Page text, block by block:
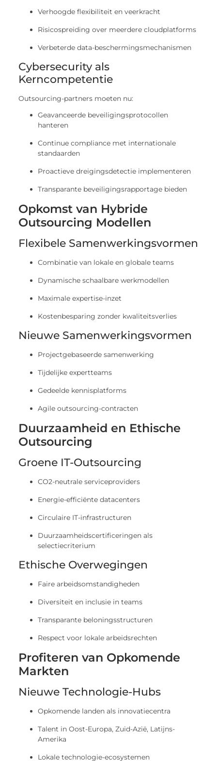
Verhoogde flexibiliteit en veerkracht
Risicospreiding over meerdere cloudplatforms
Verbeterde data-beschermingsmechanismen
Cybersecurity als
Kerncompetentie
Outsourcing-partners moeten nu:
Geavanceerde beveiligingsprotocollen
hanteren
Continue compliance met internationale
standaarden
Proactieve dreigingsdetectie implementeren
Transparante beveiligingsrapportage bieden
Opkomst van Hybride
Outsourcing Modellen
Flexibele Samenwerkingsvormen
Combinatie van lokale en globale teams
Dynamische schaalbare werkmodellen
Maximale expertise-inzet
Kostenbesparing zonder kwaliteitsverlies
Nieuwe Samenwerkingsvormen
Projectgebaseerde samenwerking
Tijdelijke expertteams
Gedeelde kennisplatforms
Agile outsourcing-contracten
Duurzaamheid en Ethische
Outsourcing
Groene IT-Outsourcing
CO2-neutrale serviceproviders
Energie-efficiënte datacenters
Circulaire IT-infrastructuren
Duurzaamheidscertificeringen als
selectiecriterium
Ethische Overwegingen
Faire arbeidsomstandigheden
Diversiteit en inclusie in teams
Transparante beloningsstructuren
Respect voor lokale arbeidsrechten
Profiteren van Opkomende
Markten
Nieuwe Technologie-Hubs
Opkomende landen als innovatiecentra
Talent in Oost-Europa, Zuid-Azië, Latijns-
Amerika
Lokale technologie-ecosystemen